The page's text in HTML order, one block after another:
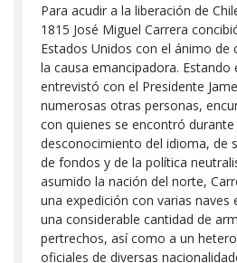
Para acudir a la liberación de
1815 José Miguel Carrera
Estados Unidos con el ánimo de
la causa emancipadora. Estando
entrevistó con el Presidente
numerosas otras personas,
con quienes se encontró
desconocimiento del idioma, de
de fondos y de la política
asumido la nación del norte,
una expedición con varias naves
una considerable cantidad de
pertrechos, así como a un
oficiales de diversas